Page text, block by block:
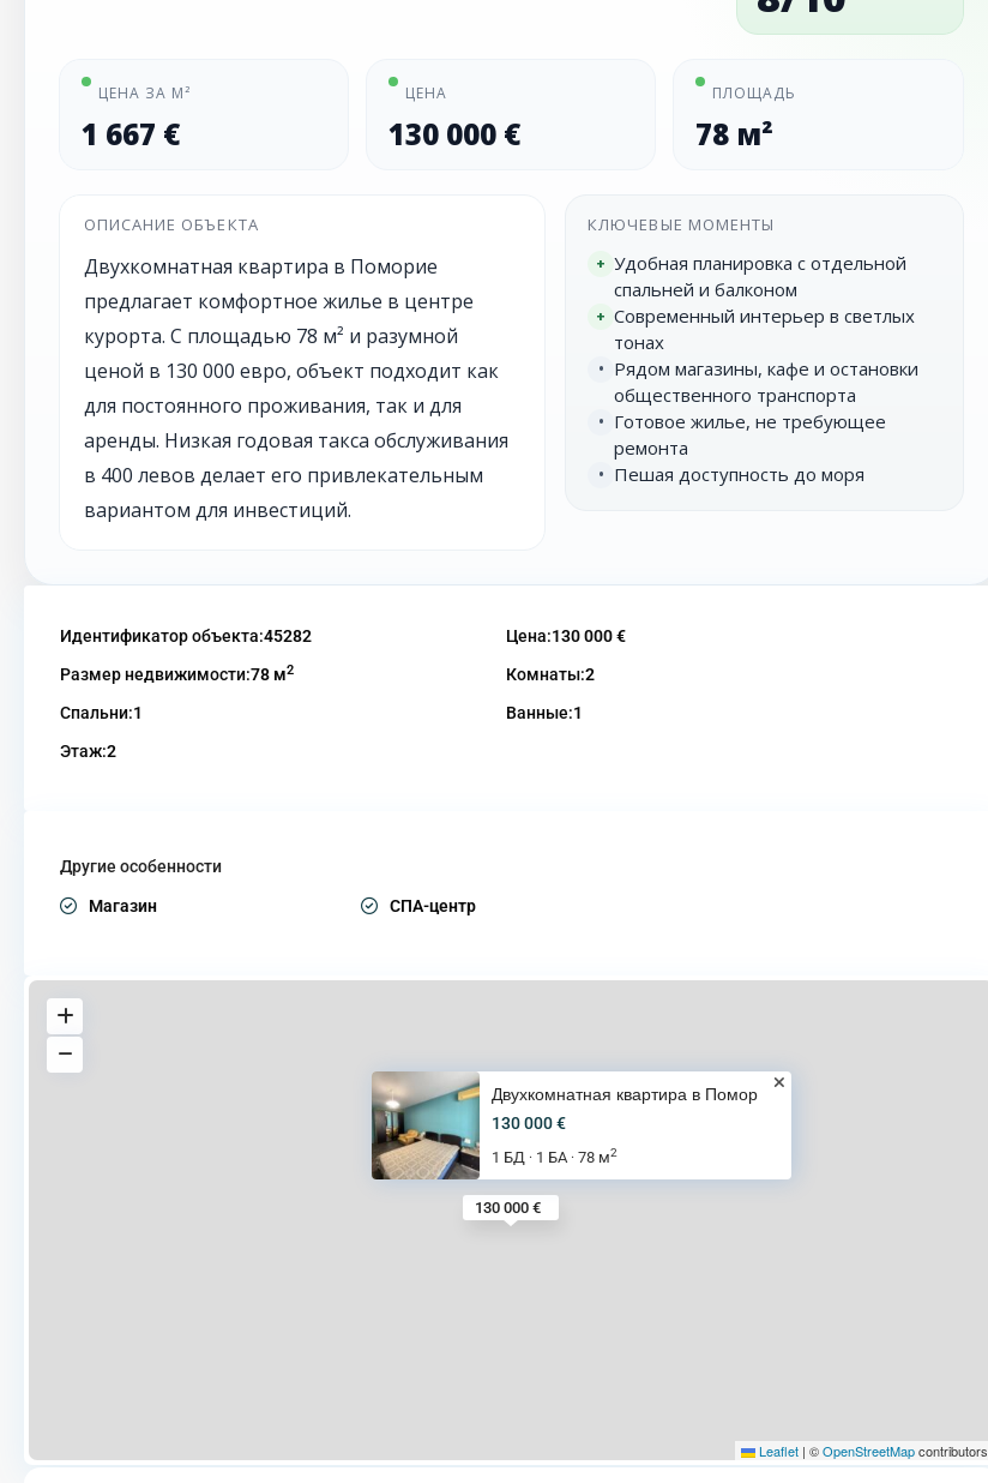
ЦЕНА ЗА М²
1 667 €
ЦЕНА
130 000 €
ПЛОЩАДЬ
78 м²
ОПИСАНИЕ ОБЪЕКТА
Двухкомнатная квартира в Поморие
предлагает комфортное жилье в центре
курорта. С площадью 78 м² и разумной
ценой в 130 000 евро, объект подходит как
для постоянного проживания, так и для
аренды. Низкая годовая такса обслуживания
в 400 левов делает его привлекательным
вариантом для инвестиций.
КЛЮЧЕВЫЕ МОМЕНТЫ
+ Удобная планировка с отдельной
спальней и балконом
+ Современный интерьер в светлых
тонах
• Рядом магазины, кафе и остановки
общественного транспорта
• Готовое жилье, не требующее
ремонта
• Пешая доступность до моря
Идентификатор объекта:45282 Цена:130 000 €
Размер недвижимости:78 м2 Комнаты:2
Спальни:1 Ванные:1
Этаж:2
Другие особенности
Магазин СПА-центр
130 000 €
Двухкомнатная квартира в Помор
130 000 €
1 БД · 1 БА · 78 м2
Leaflet | ©OpenStreetMapcontributors